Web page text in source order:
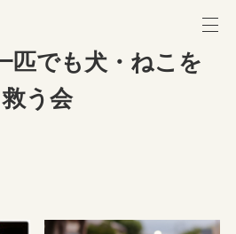
でも犬・ねこを
救う会